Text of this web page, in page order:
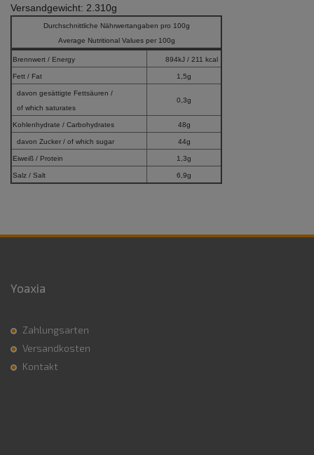
Versandgewicht: 2.310g
Durchschnittliche Nährwertangaben pro 100g
Average Nutritional Values per 100g
Brennwert / Energy 894kJ / 211 kcal
Fett / Fat 1,5g
davon gesättigte Fettsäuren /
of which saturates
0,3g
Kohlenhydrate / Carbohydrates 48g
davon Zucker / of which sugar 44g
Eiweiß / Protein 1,3g
Salz / Salt 6,9g
Yoaxia
Zahlungsarten
Versandkosten
Kontakt